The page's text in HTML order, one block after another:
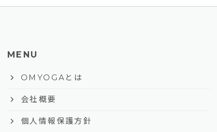
MENU
keyboard_arrow_right OMYOGAとは
keyboard_arrow_right 会社概要
keyboard_arrow_right 個人情報保護方針